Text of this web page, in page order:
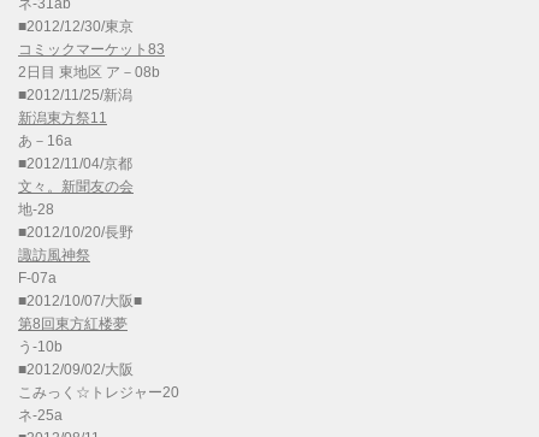
ネ-31ab
■2012/12/30/東京
コミックマーケット83
2日目 東地区 ア－08b
■2012/11/25/新潟
新潟東方祭11
あ－16a
■2012/11/04/京都
文々。新聞友の会
地-28
■2012/10/20/長野
諏訪風神祭
F-07a
■2012/10/07/大阪■
第8回東方紅楼夢
う-10b
■2012/09/02/大阪
こみっく☆トレジャー20
ネ-25a